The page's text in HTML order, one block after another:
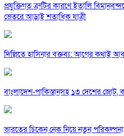
প্রযুক্তিগত ত্রুটির কারণে ইতালি
ভেতরে আড়াই শতাধিক যাত্রী
দিল্লিতে হাসিনার বক্তব্য: আগের কথাই
বাংলাদেশ-পাকিস্তানসহ ১৩ দেশের
ভারতের চিকেন নেক নিয়ে নতুন পরিকল্পনা